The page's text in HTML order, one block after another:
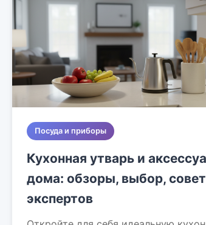
Посуда и приборы
Кухонная утварь и
дома: обзоры, выбор,
экспертов